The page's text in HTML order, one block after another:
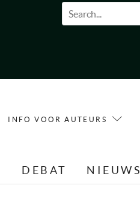
Zoekveld
INFO VOOR AUTEURS
DEBAT NIEUWS